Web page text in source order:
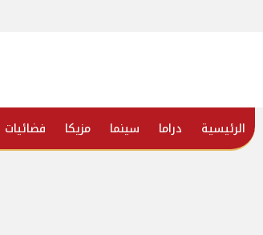
الرئيسية دراما سينما مزيكا فضائيات